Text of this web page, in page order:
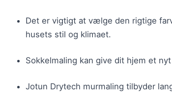
Det er vigtigt at vælge den rigtige
husets stil og klimaet.
Sokkelmaling kan give dit hjem et
Jotun Drytech murmaling tilbyder